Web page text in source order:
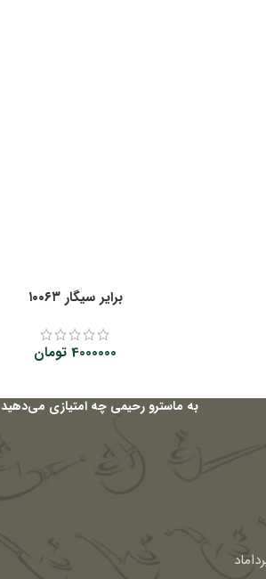
‌‌برایر سیگار ۱۰۰۶۳
4000000 تومان
به ماسترو رحیمی چه امتیازی می‌دهید